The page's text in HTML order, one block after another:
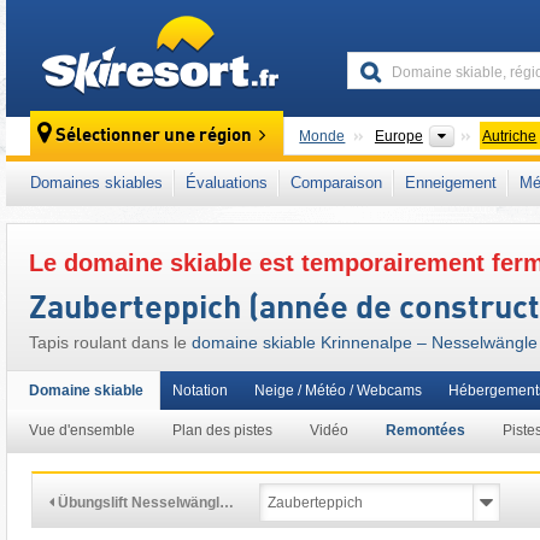
Sélectionner une région Monde Europe Continents
Autriche
Ce domaine skiable se situe aussi dans :
Autriche occidentale
Alpes autrichiennes
Domaines skiables Évaluations Comparaison Enneigement
Le domaine skiable est temporairement
Zauberteppich (année de
Tapis roulant dans le domaine skiable Krinnenalpe – Nesselwängle
Domaine skiable
Vue d'ensemble Plan des pistes Vidéo Remontées
Notation Neige / Météo / Webcams
Übungslift Nesselwängl…